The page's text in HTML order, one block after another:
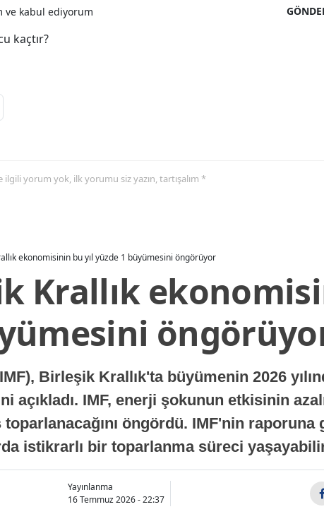
ve kabul ediyorum
kaçtır?
ilgili yorum yok, ilk yorumu siz yazın, tartışalım *
ekonomisinin bu yıl yüzde 1 büyümesini öngörüyor
Krallık
Birleşik Krallık'ta büyümenin 2026
açıkladı. IMF, enerji şokunun etkisinin
öngördü. IMF'nin raporuna
istikrarlı bir toparlanma süreci
Yayınlanma
16 Temmuz 2026 - 22:37